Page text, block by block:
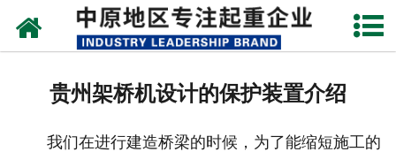
网站首页
贵州架桥机设计的保护装置介绍
我们在进行建造桥梁的时候，为了能缩短施工的